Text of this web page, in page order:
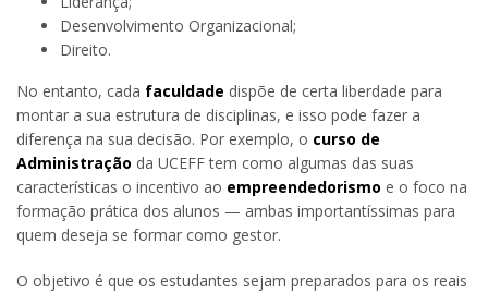
Desenvolvimento Organizacional;
Direito.
No entanto, cada faculdade dispõe de certa liberdade para
montar a sua estrutura de disciplinas, e isso pode fazer a
diferença na sua decisão. Por exemplo, o curso de
Administração da UCEFF tem como algumas das suas
características o incentivo ao empreendedorismo e o foco na
formação prática dos alunos — ambas importantíssimas para
quem deseja se formar como gestor.
O objetivo é que os estudantes sejam preparados para os reais